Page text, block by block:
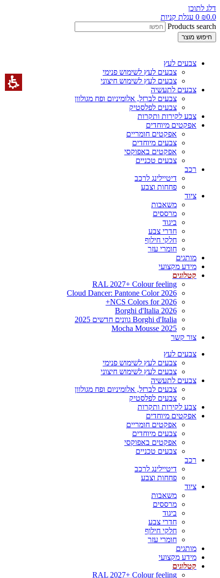
דלג לתוכן
₪0.0
0 עגלת קניות
Products search
חיפוש מוצר
צבעים לעץ
צבעים לעץ לשימוש פנימי
צבעים לעץ לשימוש חיצוני
צבעים לתעשיה
צבעים לברזל, אלומיניום ופח מגולוון
צבעים לפלסטיק
צבע לקירות ותקרות
אפקטים מיוחדים
אפקטים חומריים
צבעים מיוחדים
אפקטים באפוקסי
צבעים טכניים
רכב
דיטיילינג לרכב
פחחות וצבע
ציוד
משאבות
מרססים
ביגוד
חדרי צבע
חלקי חילוף
חומרי עזר
מותגים
מידע מקצועי
קטלוגים
RAL 2027+ Colour feeling
Cloud Dancer: Pantone Color 2026
NCS Colors for 2026+
Borghi d'Italia 2026
Borghi d'Italia גוונים חדשים 2025
Mocha Mousse 2025
צור קשר
צבעים לעץ
צבעים לעץ לשימוש פנימי
צבעים לעץ לשימוש חיצוני
צבעים לתעשיה
צבעים לברזל, אלומיניום ופח מגולוון
צבעים לפלסטיק
צבע לקירות ותקרות
אפקטים מיוחדים
אפקטים חומריים
צבעים מיוחדים
אפקטים באפוקסי
צבעים טכניים
רכב
דיטיילינג לרכב
פחחות וצבע
ציוד
משאבות
מרססים
ביגוד
חדרי צבע
חלקי חילוף
חומרי עזר
מותגים
מידע מקצועי
קטלוגים
RAL 2027+ Colour feeling